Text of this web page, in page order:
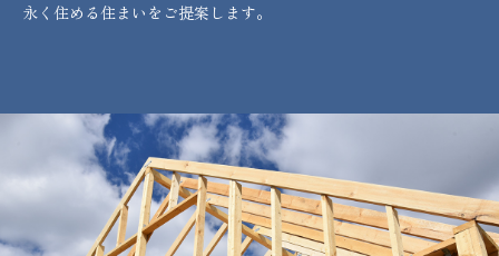
永く住める住まいをご提案します。